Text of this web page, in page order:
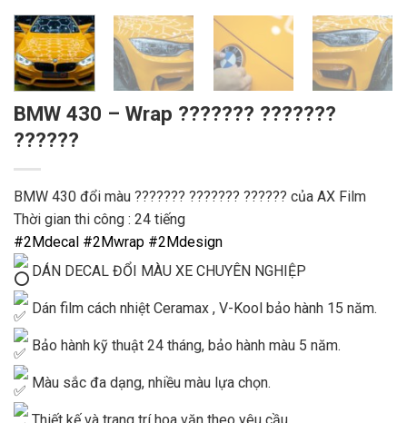
BMW 430 – Wrap ??????? ???????
??????
BMW 430 đổi màu ??????? ??????? ?????? của AX Film
Thời gian thi công : 24 tiếng
#2Mdecal #2Mwrap #2Mdesign
DÁN DECAL ĐỔI MÀU XE CHUYÊN NGHIỆP
Dán film cách nhiệt Ceramax , V-Kool bảo hành 15 năm.
Bảo hành kỹ thuật 24 tháng, bảo hành màu 5 năm.
Màu sắc đa dạng, nhiều màu lựa chọn.